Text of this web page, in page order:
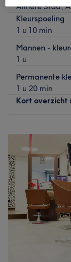
Almere Stad,
Kleurspoeling
1 u 10 min
Mannen -
1 u
Permanente
1 u 20 min
Kort overzicht
Dinsdag
Woensdag
Donderdag
Vrijdag
Zaterdag
Zondag
Aan de
zit Yensi Style
als styliste en
Mixed Hair.